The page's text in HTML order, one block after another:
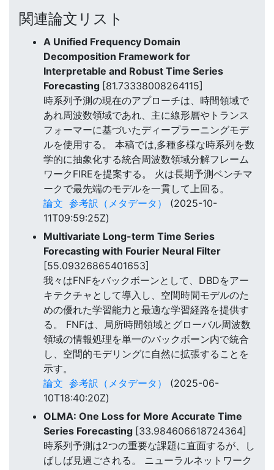
関連論文リスト
A Unified Frequency Domain
Decomposition Framework for
Interpretable and Robust Time Series
Forecasting [81.73338008264115]
時系列予測の現在のアプローチは、時間領域で
あれ周波数領域であれ、主に線形層やトランス
フォーマーに基づいたディープラーニングモデ
ルを使用する。 本稿では,多種多様な時系列を数
学的に抽象化する統合周波数領域分解フレーム
ワークFIREを提案する。 火は長期予測ベンチマ
ークで最先端のモデルを一貫して上回る。
論文 参考訳（メタデータ）
(2025-10-
11T09:59:25Z)
Multivariate Long-term Time Series
Forecasting with Fourier Neural Filter
[55.09326865401653]
我々はFNFをバックボーンとして、DBDをアー
キテクチャとして導入し、空間時間モデルのた
めの優れた学習能力と最適な学習経路を提供す
る。 FNFは、局所時間領域とグローバル周波数
領域の情報処理を単一のバックボーン内で統合
し、空間的モデリングに自然に拡張することを
示す。
論文 参考訳（メタデータ）
(2025-06-
10T18:40:20Z)
OLMA: One Loss for More Accurate Time
Series Forecasting [33.984606618724364]
時系列予測は2つの重要な課題に直面するが、し
ばしば見過ごされる。 ニューラルネットワーク